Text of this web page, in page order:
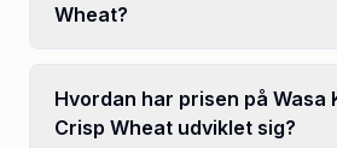
Wheat?
Hvordan har prisen på Wasa
Crisp Wheat udviklet sig?